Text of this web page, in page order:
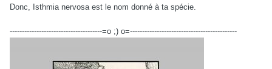
Donc, Isthmia nervosa est le nom donné à ta spécie.
--------------------------------------=o ;) o=--------------------------------------------